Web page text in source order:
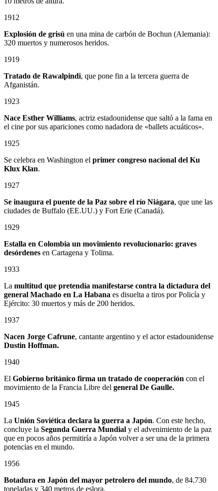
1912
Explosión de grisú en una mina de carbón de Bochun (Alemania):
320 muertos y numerosos heridos.
1919
Tratado de Rawalpindi, que pone fin a la tercera guerra de
Afganistán.
1923
Nace Esther Williams, actriz estadounidense que saltó a la fama en
el cine por sus apariciones como nadadora de «ballets acuáticos».
1925
Se celebra en Washington el primer congreso nacional del Ku
Klux Klan.
1927
Se inaugura el puente de la Paz sobre el río Niágara, que une las
ciudades de Buffalo (EE.UU.) y Fort Erie (Canadá).
1929
Estalla en Colombia un movimiento revolucionario: graves
desórdenes en Cartagena y Tolima.
1933
La multitud que pretendía manifestarse contra la dictadura del
general Machado en La Habana es disuelta a tiros por Policía y
Ejército: 30 muertos y más de 200 heridos.
1937
Nacen Jorge Cafrune, cantante argentino y el actor estadounidense
Dustin Hoffman.
1940
El Gobierno británico firma un tratado de cooperación con el
movimiento de la Francia Libre del general De Gaulle.
1945
La Unión Soviética declara la guerra a Japón. Con este hecho,
concluye la Segunda Guerra Mundial y el advenimiento de la paz
que en pocos años permitiría a Japón volver a ser una de la primera
potencias en el mundo.
1956
Botadura en Japón del mayor petrolero del mundo, de 84.730
toneladas y 340 metros de eslora.